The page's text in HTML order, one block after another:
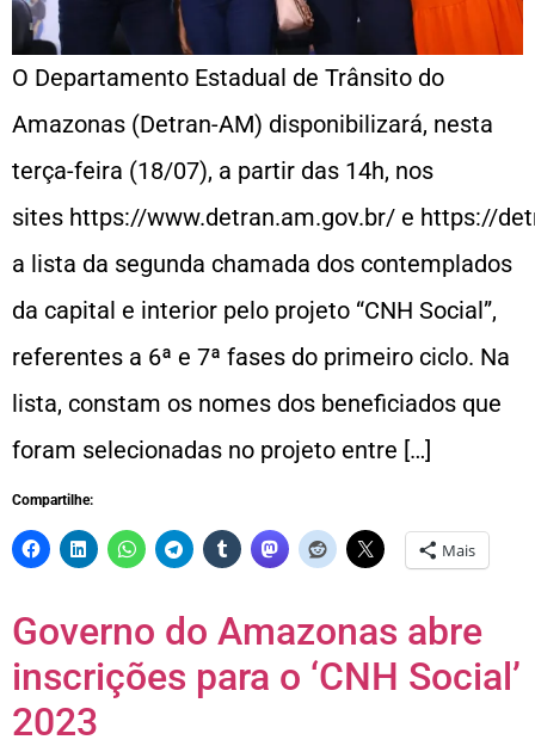
O Departamento Estadual de Trânsito do
Amazonas (Detran-AM) disponibilizará, nesta
terça-feira (18/07), a partir das 14h, nos
sites https://www.detran.am.gov.br/ e https://
a lista da segunda chamada dos contemplados
da capital e interior pelo projeto “CNH Social”,
referentes a 6ª e 7ª fases do primeiro ciclo. Na
lista, constam os nomes dos beneficiados que
foram selecionadas no projeto entre […]
Compartilhe:
Mais
Governo do Amazonas abre
inscrições para o ‘CNH Social’
2023